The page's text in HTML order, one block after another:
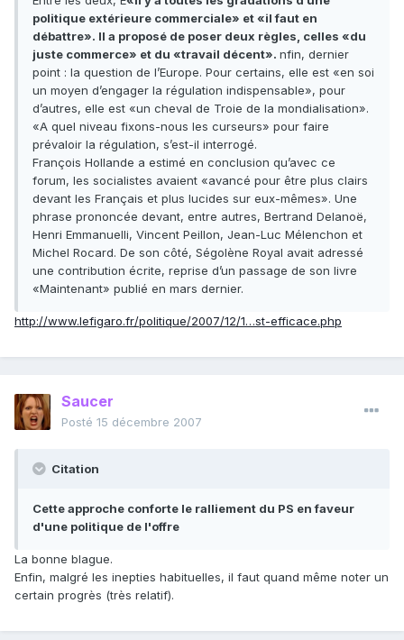
politique extérieure commerciale» et «il faut en
débattre». Il a proposé de poser deux règles, celles «du
juste commerce» et du «travail décent». nfin, dernier
point : la question de l’Europe. Pour certains, elle est «en soi
un moyen d’engager la régulation indispensable», pour
d’autres, elle est «un cheval de Troie de la mondialisation».
«A quel niveau fixons-nous les curseurs» pour faire
prévaloir la régulation, s’est-il interrogé.
François Hollande a estimé en conclusion qu’avec ce
forum, les socialistes avaient «avancé pour être plus clairs
devant les Français et plus lucides sur eux-mêmes». Une
phrase prononcée devant, entre autres, Bertrand Delanoë,
Henri Emmanuelli, Vincent Peillon, Jean-Luc Mélenchon et
Michel Rocard. De son côté, Ségolène Royal avait adressé
une contribution écrite, reprise d’un passage de son livre
«Maintenant» publié en mars dernier.
http://www.lefigaro.fr/politique/2007/12/1…st-efficace.php
Saucer
Posté 15 décembre 2007
Citation
Cette approche conforte le ralliement du PS en faveur
d'une politique de l'offre
La bonne blague.
Enfin, malgré les inepties habituelles, il faut quand même noter un
certain progrès (très relatif).